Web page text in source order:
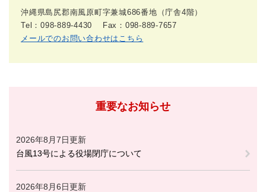
沖縄県島尻郡南風原町字兼城686番地（庁舎4階）
Tel：098-889-4430
Fax：098-889-7657
メールでのお問い合わせはこちら
重要なお知らせ
2026年8月7日更新
台風13号による役場閉庁について
2026年8月6日更新